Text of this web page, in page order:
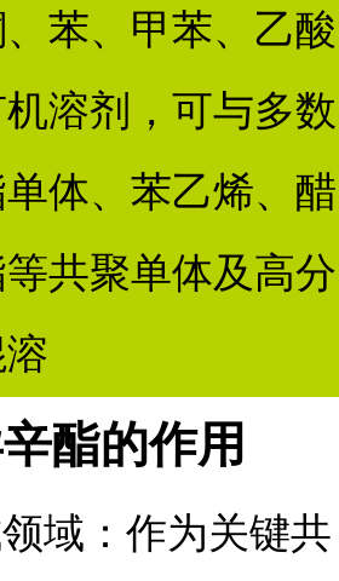
苯、甲苯、乙酸
溶剂，可与多数
体、苯乙烯、醋
共聚单体及高分
酯的作用
域：作为关键共